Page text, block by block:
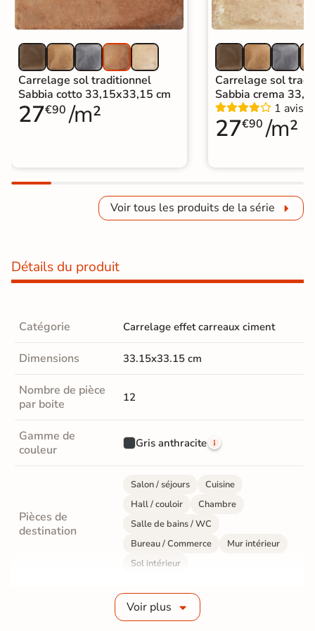
Carrelage sol traditionnel
Sabbia cotto 33,15x33,15 cm
27€90 /m²
Carrelage sol
Sabbia crema
1 avis
27€90 /m²
Voir tous les produits de la série
Détails du produit
Catégorie Carrelage effet carreaux ciment
Dimensions 33.15x33.15 cm
Nombre de pièce
par boite
12
Gamme de
couleur
Gris anthracite
Pièces de
destination
Salon / séjours
Cuisine
Hall / couloir
Chambre
Salle de bains / WC
Bureau / Commerce
Mur intérieur
Sol intérieur
Grès cérame émaillé
Voir plus